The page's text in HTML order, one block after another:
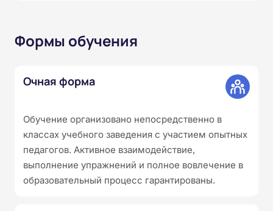
Формы обучения
Очная форма
Обучение организовано непосредственно в
классах учебного заведения с участием опытных
педагогов. Активное взаимодействие,
выполнение упражнений и полное вовлечение в
образовательный процесс гарантированы.